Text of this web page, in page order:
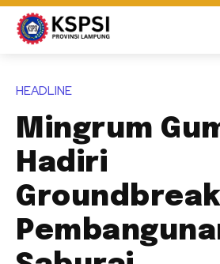
HEADLINE
Mingrum
Hadiri